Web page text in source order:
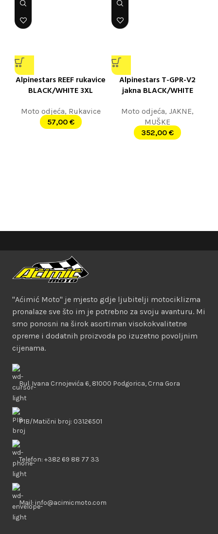
Alpinestars REEF rukavice
BLACK/WHITE 3XL
Moto odjeća, Rukavice
57,00 €
Alpinestars T-GPR-V2
jakna BLACK/WHITE
Moto odjeća, JAKNE,
MUŠKE
352,00 €
"Aćimić Moto" je mjesto gdje ljubitelji motociklizma
pronalaze sve što im je potrebno za svoju avanturu. Mi
smo ponosni na širok asortiman visokokvalitetne
opreme i dodatnih proizvoda po izuzetno povoljnim
cijenama.
Bul. Ivana Crnojevića 6, 81000 Podgorica, Crna Gora
PIB/Matični broj: 03126501
Telefon: +382 69 88 77 33
Mail: info@acimicmoto.com